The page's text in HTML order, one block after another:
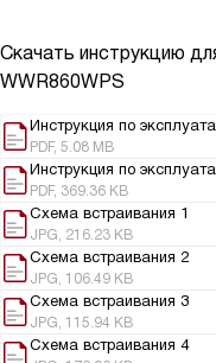
Скачать инструкцию
WWR860WPS
Инструкция по
PDF, 5.08 MB
Инструкция по
PDF, 369.36 KB
Схема встраивания 1
JPG, 216.23 KB
Схема встраивания 2
JPG, 106.49 KB
Схема встраивания 3
JPG, 115.94 KB
Схема встраивания 4